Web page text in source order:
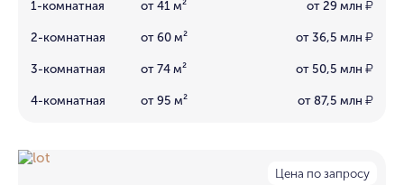
1-комнатная от 41 м² от 29 млн ₽
2-комнатная от 60 м² от 36,5 млн ₽
3-комнатная от 74 м² от 50,5 млн ₽
4-комнатная от 95 м² от 87,5 млн ₽
Цена по запросу